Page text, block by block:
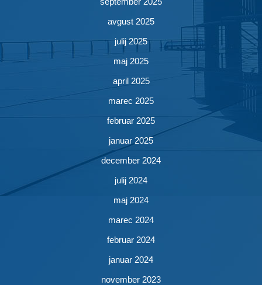
avgust 2025
julij 2025
maj 2025
april 2025
marec 2025
februar 2025
januar 2025
december 2024
julij 2024
maj 2024
marec 2024
februar 2024
januar 2024
november 2023